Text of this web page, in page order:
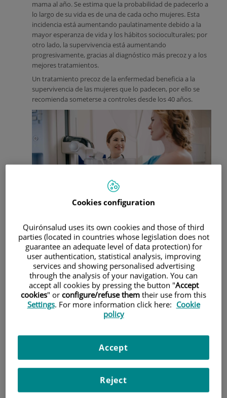
mama al año. Se estima que la probabilidad de padecerlo a
lo largo de su vida es de una de cada ocho mujeres. Esta
incidencia está aumentando paulatinamente debido a la
mayor esperanza de vida y los hábitos socioculturales; por
otro lado, la supervivencia está aumentando
progresivamente, gracias al diagnóstico más precoz y a los
mejores tratamientos.
Un tratamiento precoz de la enfermedad beneficia a la
supervivencia de las mujeres que lo padecen, por ello se
recomienda someterse a controles desde los 40 años.
¿Qué tramo de edad suele ser el que
más casos presenta?
El carcinoma de mama suele aparecer entre los 35 y los 80
años, pero la mayor incidencia de casos se encuentra entre
los45 y los 70 años.
¿Qué factores de riesgo son los más
importantes para el desarrollo del
cáncer de mama?
Los factores que pueden provocar un cáncer de mama
más frecuentes.
es el primer factor de riesgo.
- El aumento de laexpectativa de vidatambién incrementa
Cookies configuration
Quirónsalud uses its own cookies and those of third
parties (located in countries whose legislation does not
guarantee an adequate level of data protection) for
user authentication, statistical analysis, improving
services and showing personalised advertising
through the analysis of your navigation. You can
accept all cookies by pressing the button "Accept
cookies" or configure/refuse them their use from this
Settings. For more information click here: Cookie
policy
Reject
Accept